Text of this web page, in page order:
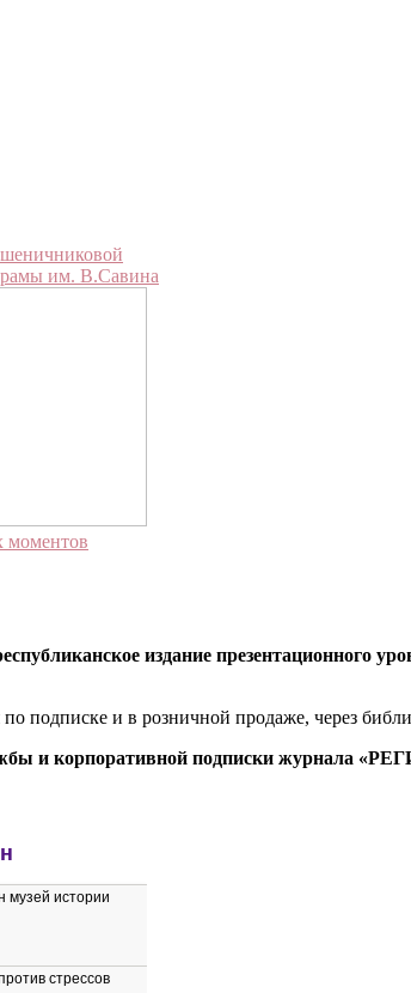
издание презентационного
по подписке и в розничной продаже, через
и корпоративной подписки журнала